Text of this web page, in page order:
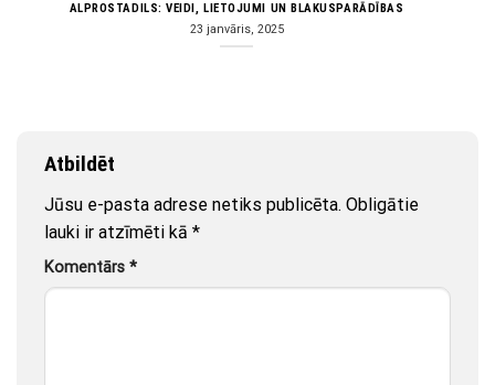
ALPROSTADILS: VEIDI, LIETOJUMI UN BLAKUSPARĀDĪBAS
23 janvāris, 2025
Atbildēt
Jūsu e-pasta adrese netiks publicēta. Obligātie
lauki ir atzīmēti kā *
Komentārs *